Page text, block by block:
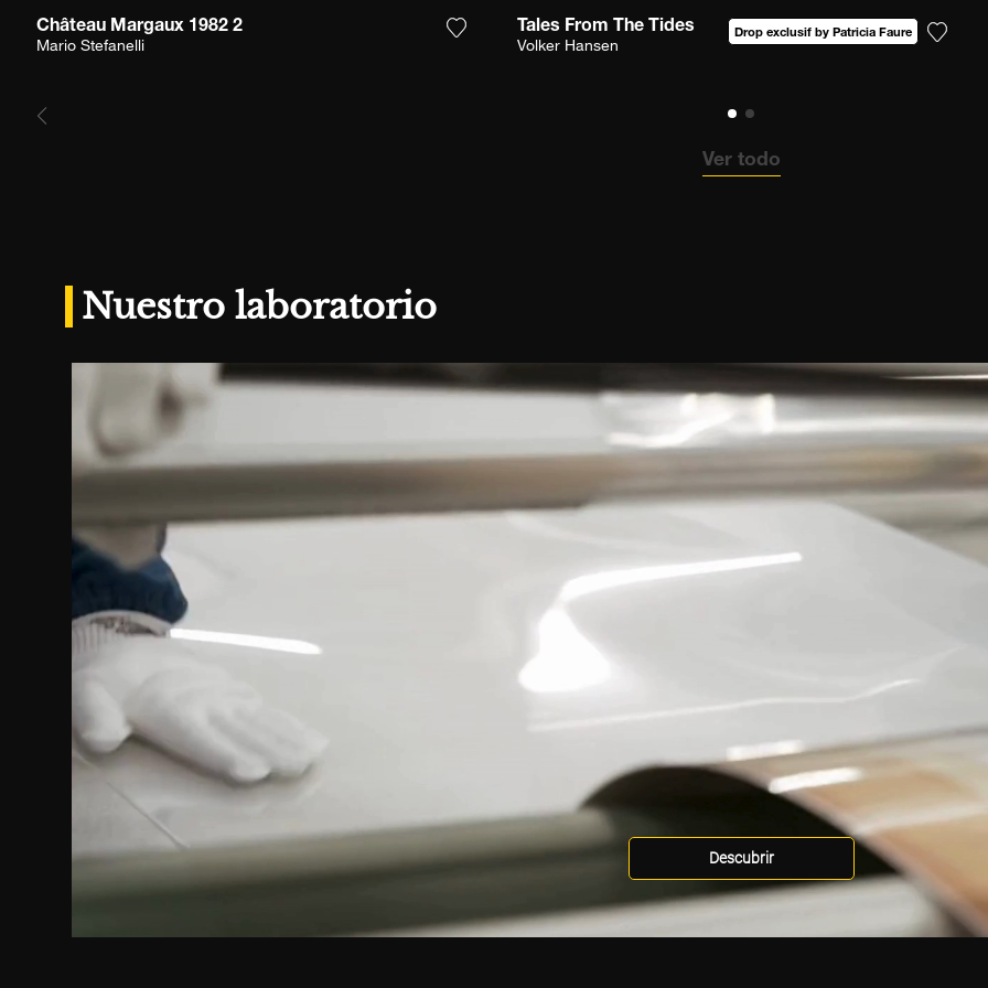
Château Margaux 1982 2
Mario Stefanelli Agrega la fotografía a mi lista de deseos
Tales From The Tides
Volker Hansen
Drop exclusif by Patricia Faure
Ver todo
Nuestro laboratorio
Descubrir